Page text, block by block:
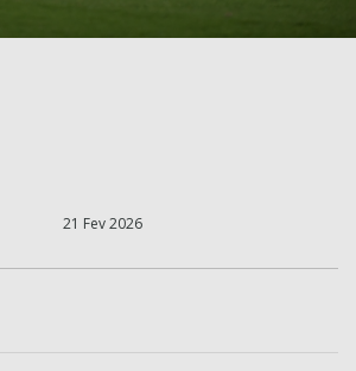
21 Fev 2026